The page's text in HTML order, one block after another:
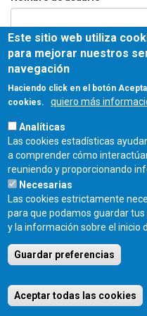
Contraseña*
Entrar
COLEGIO OFICIAL DE
Miguel Íscar 17, 2º Dcha.,
Este sitio web utiliza
para mejorar nuestros
navegación
Haciendo click en el botón
cookies.
quiero más
Analíticas
Las cookies estadísticas
a comprender cómo
reuniendo y proporcionando
Necesarias
Las cookies estrictamente
para que podamos guardar
y la información sobre el inicio
Guardar preferencias
Aceptar todas las cookies